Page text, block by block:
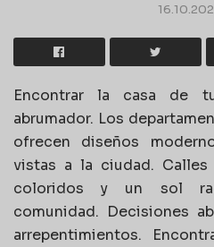
Encontrar la casa de
abrumador. Los
ofrecen diseños
vistas a la ciudad. Calles
coloridos y un sol
comunidad. Decisiones
arrepentimientos.